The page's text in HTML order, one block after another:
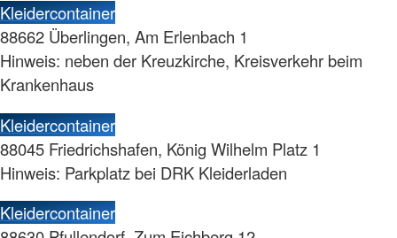
Kleidercontainer
88662 Überlingen, Am Erlenbach 1
Hinweis: neben der Kreuzkirche, Kreisverkehr beim
Krankenhaus
Kleidercontainer
88045 Friedrichshafen, König Wilhelm Platz 1
Hinweis: Parkplatz bei DRK Kleiderladen
Kleidercontainer